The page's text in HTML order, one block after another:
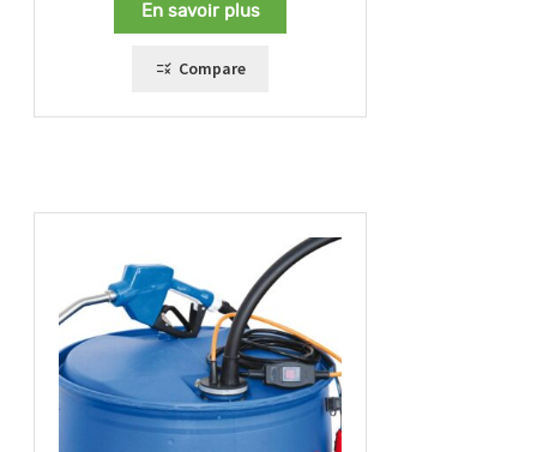
En savoir plus
Compare